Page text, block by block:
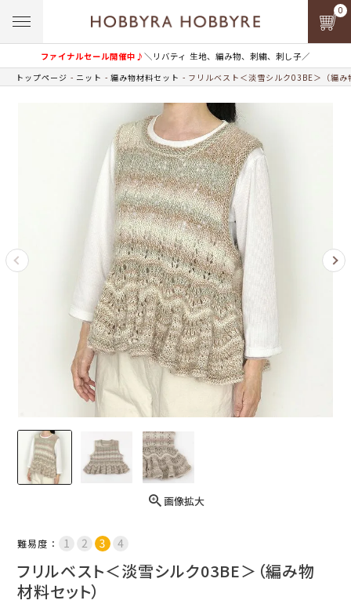
ファイナルセール開催中♪＼リバティ 生地、編み物、刺繍、刺し子／
0
トップページ ニット 編み物材料セット フリルベスト＜淡雪シルク03BE＞（編み
画像拡大
難易度：
フリルベスト＜淡雪シルク03BE＞（編み物
材料セット）